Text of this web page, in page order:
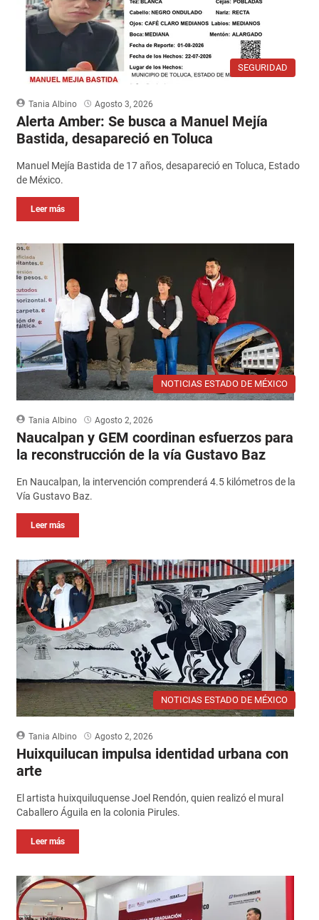
SEGURIDAD
Tania Albino Agosto 3, 2026
Alerta Amber: Se busca a Manuel Mejía
Bastida, desapareció en Toluca
Manuel Mejía Bastida de 17 años, desapareció en Toluca, Estado
de México.
Leer más
NOTICIAS ESTADO DE MÉXICO
Tania Albino Agosto 2, 2026
Naucalpan y GEM coordinan esfuerzos para
la reconstrucción de la vía Gustavo Baz
En Naucalpan, la intervención comprenderá 4.5 kilómetros de la
Vía Gustavo Baz.
Leer más
NOTICIAS ESTADO DE MÉXICO
Tania Albino Agosto 2, 2026
Huixquilucan impulsa identidad urbana con
arte
El artista huixquiluquense Joel Rendón, quien realizó el mural
Caballero Águila en la colonia Pirules.
Leer más